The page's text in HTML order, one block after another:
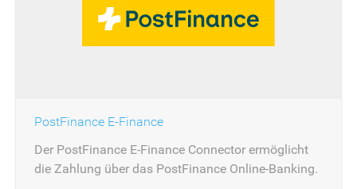
PostFinance E-Finance
Der PostFinance E-Finance Connector ermöglicht
die Zahlung über das PostFinance Online-Banking.